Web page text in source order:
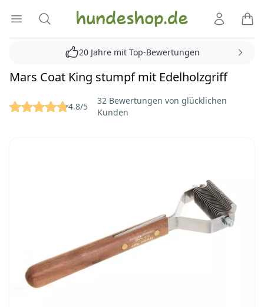
Menü öffnen
Suche Hundeshop.de
20 Jahre mit Top-Bewertungen
Mars Coat King stumpf mit Edelholzgriff
Reviews 4.8/5
32 Bewertungen von glücklichen
Kunden